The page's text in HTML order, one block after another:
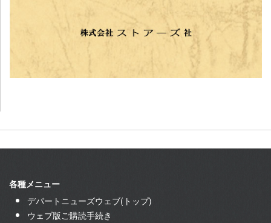
各種メニュー
デパートニューズウェブ(トップ)
ウェブ版ご購読手続き